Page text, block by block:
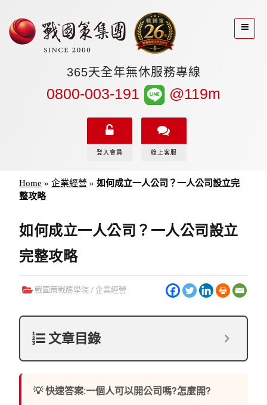
365天全年無休服務專線
0800-003-191 @119m
登入會員 線上客服
Home »企業經營 »如何成立一人公司？一人公司設立完
整攻略
如何成立一人公司？一人公司設立
完整攻略
戰國策戰勝學院 / 企業經營
文章目錄
💡 快速答案:一個人可以開公司嗎?怎麼開?